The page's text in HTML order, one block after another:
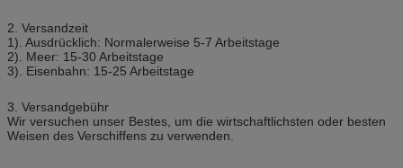
2. Versandzeit
1). Ausdrücklich: Normalerweise 5-7 Arbeitstage
2). Meer: 15-30 Arbeitstage
3). Eisenbahn: 15-25 Arbeitstage
3. Versandgebühr
Wir versuchen unser Bestes, um die wirtschaftlichsten oder besten
Weisen des Verschiffens zu verwenden.